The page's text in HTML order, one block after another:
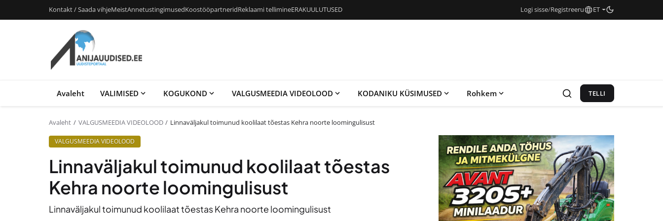
Kontakt / Saada vihjeMeistAnnetustingimusedKoostööpartneridReklaami tellimineERAKUULUTUSED Logi sisse/Registreeru ET
Avaleht VALIMISED KOGUKOND VALGUSMEEDIA VIDEOLOOD KODANIKU KÜSIMUSED Rohkem TELLI
Avaleht VALGUSMEEDIA VIDEOLOOD Linnaväljakul toimunud koolilaat tõestas Kehra noorte loomingulisust
VALGUSMEEDIA VIDEOLOOD
Linnaväljakul toimunud koolilaat tõestas
Kehra noorte loomingulisust
Linnaväljakul toimunud koolilaat tõestas Kehra noorte loomingulisust